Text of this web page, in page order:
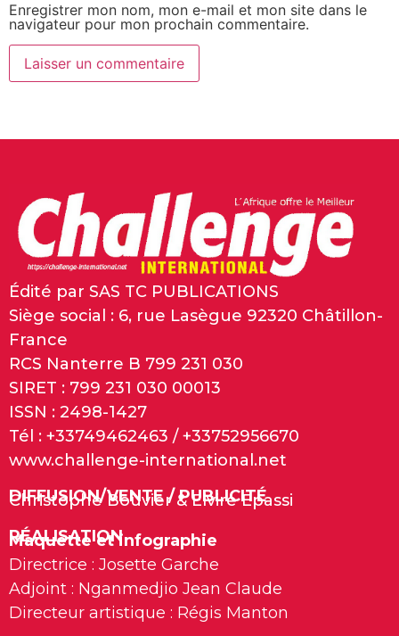
Enregistrer mon nom, mon e-mail et mon site dans le
navigateur pour mon prochain commentaire.
Édité par SAS TC PUBLICATIONS
Siège social : 6, rue Lasègue 92320 Châtillon-
France
RCS Nanterre B 799 231 030
SIRET : 799 231 030 00013
ISSN : 2498-1427
Tél : +33749462463 / +33752956670
www.challenge-international.net
DIFFUSION/VENTE / PUBLICITÉ
Christophe Bouvier & Elvire Epassi
RÉALISATION
Maquette et infographie
Directrice : Josette Garche
Adjoint : Nganmedjio Jean Claude
Directeur artistique : Régis Manton